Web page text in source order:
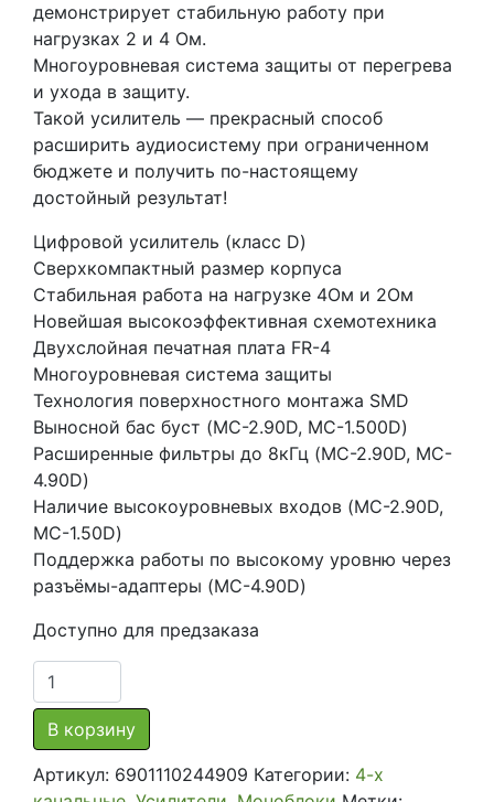
демонстрирует стабильную работу при
нагрузках 2 и 4 Ом.
Многоуровневая система защиты от перегрева
и ухода в защиту.
Такой усилитель — прекрасный способ
расширить аудиосистему при ограниченном
бюджете и получить по-настоящему
достойный результат!
Цифровой усилитель (класс D)
Сверхкомпактный размер корпуса
Стабильная работа на нагрузке 4Ом и 2Ом
Новейшая высокоэффективная схемотехника
Двухслойная печатная плата FR-4
Многоуровневая система защиты
Технология поверхностного монтажа SMD
Выносной бас буст (MC-2.90D, MC-1.500D)
Расширенные фильтры до 8кГц (MC-2.90D, MC-
4.90D)
Наличие высокоуровневых входов (MC-2.90D,
MC-1.50D)
Поддержка работы по высокому уровню через
разъёмы-адаптеры (MC-4.90D)
Доступно для предзаказа
Количество
товара
Четырехканальный
Цифровой
усилитель
В корзину
Артикул: 6901110244909 Категории: 4-х